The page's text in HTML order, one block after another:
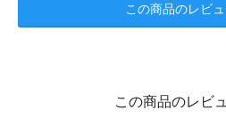
この商品のレビ
この商品のレビ